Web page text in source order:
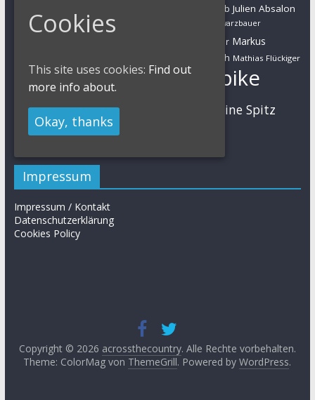
Julian Schelb Julien Absalon
Karl Platt Kathrin Stirnemann Luca Schwarzbauer
Marathon Markus Bauer Markus
Martin Gluth Mathias Flückiger
Max Brandl Moritz Milatz
Mountainbike
MTB Nadine Rieder Sabine Spitz
Simon Stiebjahn UCI
Impressum
Impressum / Kontakt
Datenschutzerklärung
Cookies Policy
Copyright © 2026 acrossthecountry. Alle Rechte vorbehalten.
Theme: ColorMag von ThemeGrill. Powered byWordPress.
Cookies
This site uses cookies: Find out
more info about.
Okay, thanks